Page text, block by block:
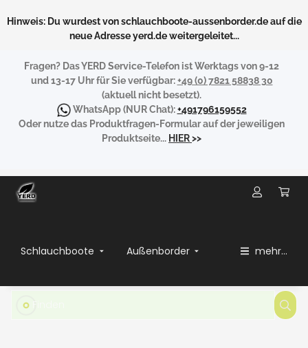
Hinweis: Du wurdest von schlauchboote-aussenborder.de auf die
neue Adresse yerd.de weitergeleitet...
Fragen? Das YERD Service-Telefon ist Werktags von 9-12
und 13-17 Uhr für Sie verfügbar:+49 (0) 7821 58838 30
(aktuell nicht besetzt).
WhatsApp(NUR Chat):+491796159552
Oder nutze das Produktfragen-Formular auf der jeweiligen
Produktseite... HIER>>
Schlauchboote Außenborder mehr...